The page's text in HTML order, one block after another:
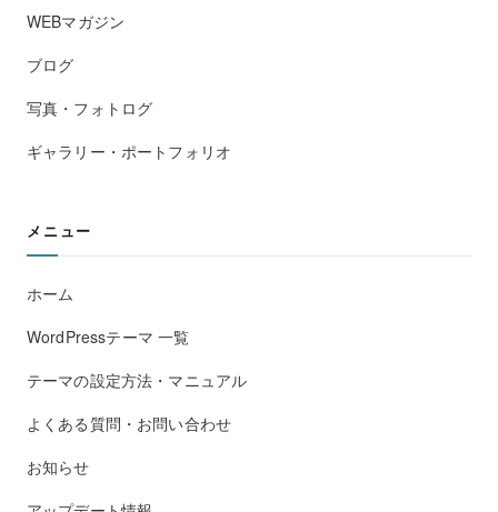
WEBマガジン
ブログ
写真・フォトログ
ギャラリー・ポートフォリオ
メニュー
ホーム
WordPressテーマ 一覧
テーマの設定方法・マニュアル
よくある質問・お問い合わせ
お知らせ